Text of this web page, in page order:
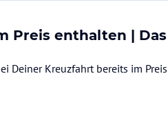
Preis enthalten | Das
Deiner Kreuzfahrt bereits im Preis